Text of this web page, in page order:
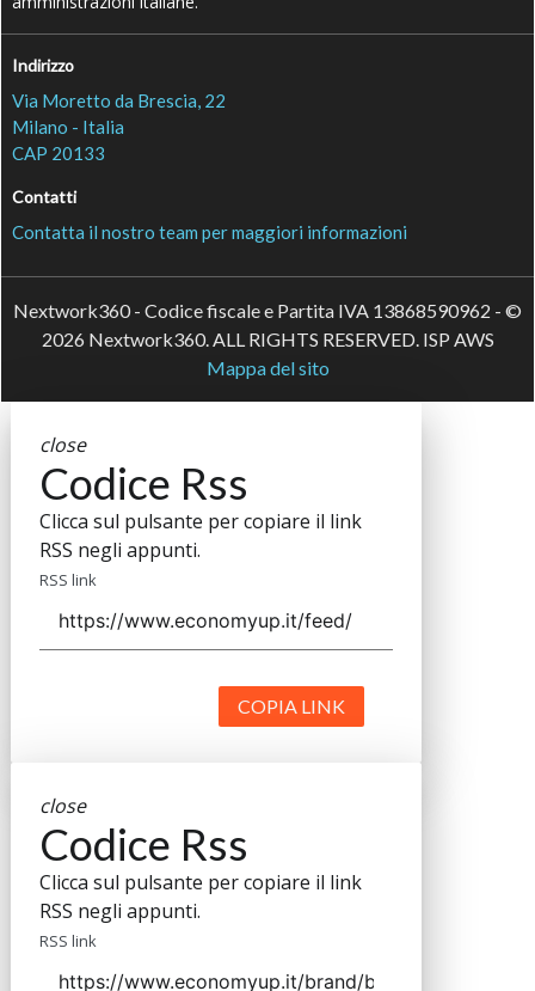
Indirizzo
Via Moretto da Brescia, 22
Milano - Italia
CAP 20133
Contatti
Contatta il nostro team per maggiori informazioni
Nextwork360 - Codice fiscale e Partita IVA 13868590962 - ©
2026 Nextwork360. ALL RIGHTS RESERVED. ISP AWS
Mappa del sito
close
Codice Rss
Clicca sul pulsante per copiare il link
RSS negli appunti.
RSS link
COPIA LINK
close
Codice Rss
Clicca sul pulsante per copiare il link
RSS negli appunti.
RSS link